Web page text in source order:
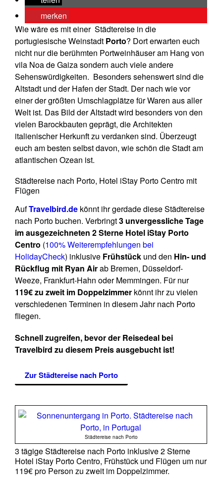
merken
Wie wäre es mit einer Städtereise in die
portugiesische Weinstadt Porto? Dort erwarten euch
nicht nur die berühmten Portweinhäuser am Hang von
vila Noa de Gaiza sondern auch viele andere
Sehenswürdigkeiten. Besonders sehenswert sind die
Altstadt und der Hafen der Stadt. Der nach wie vor
einer der größten Umschlagplätze für Waren aus aller
Welt ist. Das Bild der Altstadt wird besonders von den
vielen Barockbauten geprägt, die Architekten
italienischer Herkunft zu verdanken sind. Überzeugt
euch am besten selbst davon, wie schön die Stadt am
atlantischen Ozean ist.
Städtereise nach Porto, Hotel iStay Porto Centro mit
Flügen
AufTravelbird.de könnt ihr gerdade diese Städtereise
nach Porto buchen. Verbringt3 unvergessliche Tage
im ausgezeichneten 2 Sterne Hotel iStay Porto
Centro (100% Weiterempfehlungen bei
HolidayCheck) inklusive Frühstück und den Hin- und
Rückflug mit Ryan Airab Bremen, Düsseldorf-
Weeze, Frankfurt-Hahn oder Memmingen. Für nur
119€ zu zweit im Doppelzimmer könnt ihr zu vielen
verschiedenen Terminen in diesem Jahr nach Porto
fliegen.
Schnell zugreifen, bevor der Reisedeal bei
Travelbird zu diesem Preis ausgebucht ist!
Zur Städtereise nach Porto
Städtereise nach Porto
3 tägige Städtereise nach Porto inklusive 2 Sterne
Hotel iStay Porto Centro, Frühstück und Flügen um nur
119€ pro Person zu zweit im Doppelzimmer.